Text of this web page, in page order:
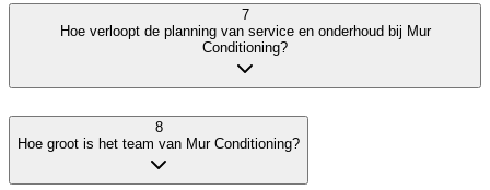
7
Hoe verloopt de planning van service en onderhoud bij Mur
Conditioning?
8
Hoe groot is het team van Mur Conditioning?